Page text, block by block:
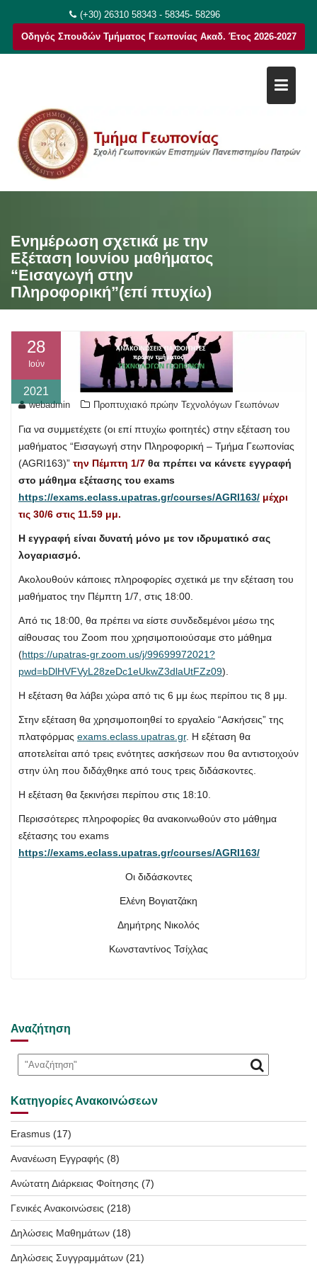
στο
περιεχόμενο
(+30) 26310 58343 - 58345- 58296
Οδηγός Σπουδών Τμήματος Γεωπονίας Ακαδ. Έτος 2026-2027
Ενημέρωση σχετικά με την
Εξέταση Ιουνίου μαθήματος
“Εισαγωγή στην
Πληροφορική”(επί πτυχίω)
28
Ιούν
2021
webadmin Προπτυχιακό πρώην Τεχνολόγων Γεωπόνων
Για να συμμετέχετε (οι επί πτυχίω φοιτητές) στην εξέταση του
μαθήματος “Εισαγωγή στην Πληροφορική – Τμήμα Γεωπονίας
(AGRI163)” την Πέμπτη 1/7 θα πρέπει να κάνετε εγγραφή
στο μάθημα εξέτασης του exams
https://exams.eclass.upatras.gr/courses/AGRI163/ μέχρι
τις 30/6 στις 11.59 μμ.
Η εγγραφή είναι δυνατή μόνο με τον ιδρυματικό σας
λογαριασμό.
Ακολουθούν κάποιες πληροφορίες σχετικά με την εξέταση του
μαθήματος την Πέμπτη 1/7, στις 18:00.
Από τις 18:00, θα πρέπει να είστε συνδεδεμένοι μέσω της
αίθουσας του Zoom που χρησιμοποιούσαμε στο μάθημα
(https://upatras-gr.zoom.us/j/99699972021?
pwd=bDlHVFVyL28zeDc1eUkwZ3dlaUtFZz09).
Η εξέταση θα λάβει χώρα από τις 6 μμ έως περίπου τις 8 μμ.
Στην εξέταση θα χρησιμοποιηθεί το εργαλείο “Ασκήσεις” της
πλατφόρμας exams.eclass.upatras.gr. Η εξέταση θα
αποτελείται από τρεις ενότητες ασκήσεων που θα αντιστοιχούν
στην ύλη που διδάχθηκε από τους τρεις διδάσκοντες.
Η εξέταση θα ξεκινήσει περίπου στις 18:10.
Περισσότερες πληροφορίες θα ανακοινωθούν στο μάθημα
εξέτασης του exams
https://exams.eclass.upatras.gr/courses/AGRI163/
Οι διδάσκοντες
Ελένη Βογιατζάκη
Δημήτρης Νικολός
Κωνσταντίνος Τσίχλας
Αναζήτηση
Κατηγορίες Ανακοινώσεων
Erasmus (17)
Ανανέωση Εγγραφής (8)
Ανώτατη Διάρκειας Φοίτησης (7)
Γενικές Ανακοινώσεις (218)
Δηλώσεις Μαθημάτων (18)
Δηλώσεις Συγγραμμάτων (21)